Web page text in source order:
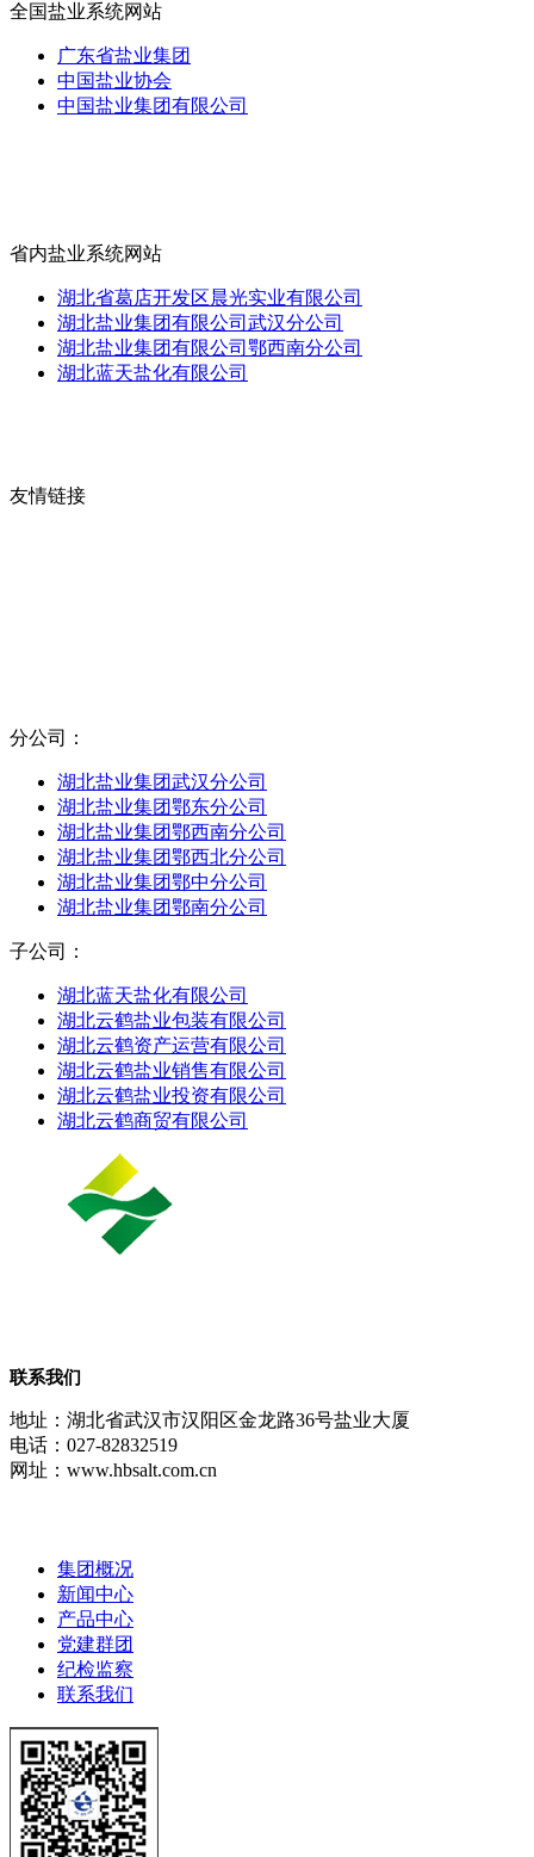
全国盐业系统网站
广东省盐业集团
中国盐业协会
中国盐业集团有限公司
省内盐业系统网站
湖北省葛店开发区晨光实业有限公司
湖北盐业集团有限公司武汉分公司
湖北盐业集团有限公司鄂西南分公司
湖北蓝天盐化有限公司
友情链接
分公司：
湖北盐业集团武汉分公司
湖北盐业集团鄂东分公司
湖北盐业集团鄂西南分公司
湖北盐业集团鄂西北分公司
湖北盐业集团鄂中分公司
湖北盐业集团鄂南分公司
子公司：
湖北蓝天盐化有限公司
湖北云鹤盐业包装有限公司
湖北云鹤资产运营有限公司
湖北云鹤盐业销售有限公司
湖北云鹤盐业投资有限公司
湖北云鹤商贸有限公司
联系我们
地址：湖北省武汉市汉阳区金龙路36号盐业大厦
电话：027-82832519
网址：www.hbsalt.com.cn
集团概况
新闻中心
产品中心
党建群团
纪检监察
联系我们